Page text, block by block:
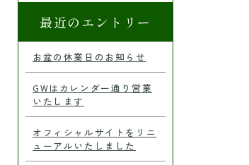
最近のエントリー
お盆の休業日のお知らせ
GWはカレンダー通り営業
いたします
オフィシャルサイトをリニ
ューアルいたしました